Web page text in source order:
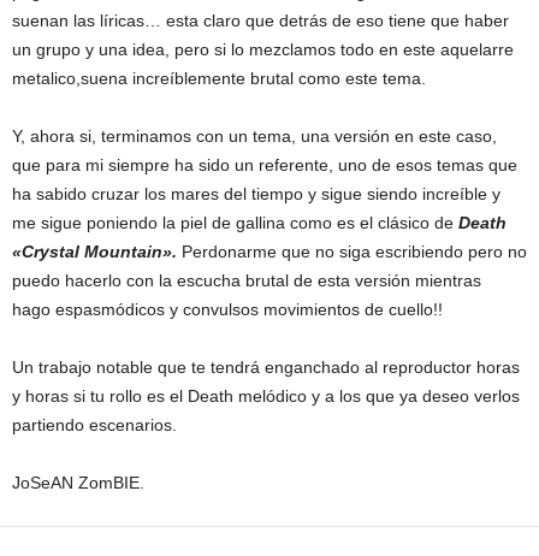
suenan las líricas… esta claro que detrás de eso tiene que haber
un grupo y una idea, pero si lo mezclamos todo en este aquelarre
metalico,suena increíblemente brutal como este tema.
Y, ahora si, terminamos con un tema, una versión en este caso,
que para mi siempre ha sido un referente, uno de esos temas que
ha sabido cruzar los mares del tiempo y sigue siendo increíble y
me sigue poniendo la piel de gallina como es el clásico de Death
«Crystal Mountain». Perdonarme que no siga escribiendo pero no
puedo hacerlo con la escucha brutal de esta versión mientras
hago espasmódicos y convulsos movimientos de cuello!!
Un trabajo notable que te tendrá enganchado al reproductor horas
y horas si tu rollo es el Death melódico y a los que ya deseo verlos
partiendo escenarios.
JoSeAN ZomBIE.